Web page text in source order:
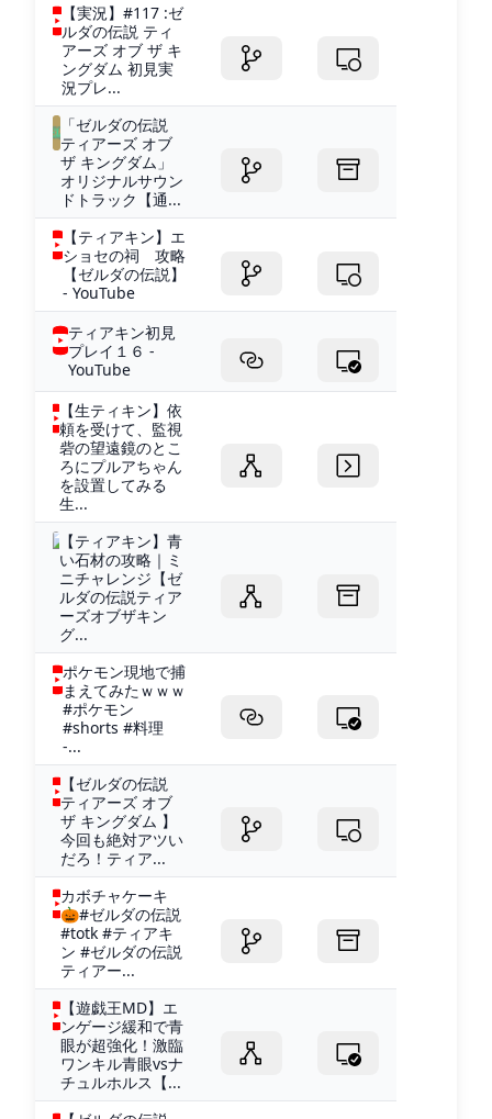
【実況】#117 :ゼ
ルダの伝説 ティ
アーズ オブ ザ キ
ングダム 初見実
況プレ...
「ゼルダの伝説
ティアーズ オブ
ザ キングダム」
オリジナルサウン
ドトラック【通...
【ティアキン】エ
ショセの祠 攻略
【ゼルダの伝説】
- YouTube
ティアキン初見
プレイ１６ -
YouTube
【生ティキン】依
頼を受けて、監視
砦の望遠鏡のとこ
ろにプルアちゃん
を設置してみる
生...
【ティアキン】青
い石材の攻略｜ミ
ニチャレンジ【ゼ
ルダの伝説ティア
ーズオブザキン
グ...
ポケモン現地で捕
まえてみたｗｗｗ
#ポケモン
#shorts #料理
-...
【ゼルダの伝説
ティアーズ オブ
ザ キングダム 】
今回も絶対アツい
だろ！ティア...
カボチャケーキ
🎃#ゼルダの伝説
#totk #ティアキ
ン #ゼルダの伝説
ティアー...
【遊戯王MD】エ
ンゲージ緩和で青
眼が超強化！激臨
ワンキル青眼vsナ
チュルホルス【...